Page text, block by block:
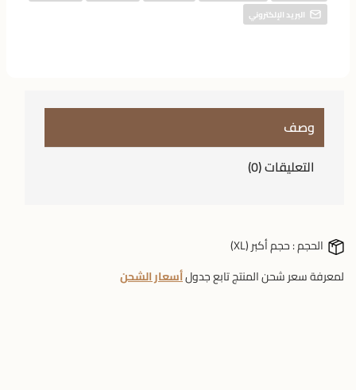
البريد الإلكتروني
وصف
التعليقات (0)
الحجم :حجم أكبر (XL)
لمعرفة سعر شحن المنتج تابع جدولأسعار الشحن